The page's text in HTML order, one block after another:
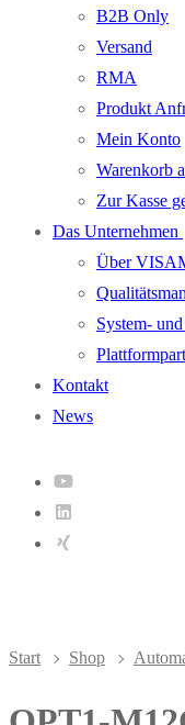
B2B Only
Versand
RMA
Produkt
Mein Konto
Warenkorb
Zur Kasse
Das Unternehmen
Über
System-
Kontakt
News
Start Shop